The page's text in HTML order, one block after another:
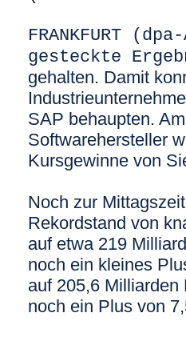
FRANKFURT
gesteckte
gehalten. Damit
SAP behaupten.
Softwarehersteller
Kursgewinne von
Noch zur
Rekordstand von
auf etwa 219
noch ein kleines
auf 205,6
noch ein Plus von